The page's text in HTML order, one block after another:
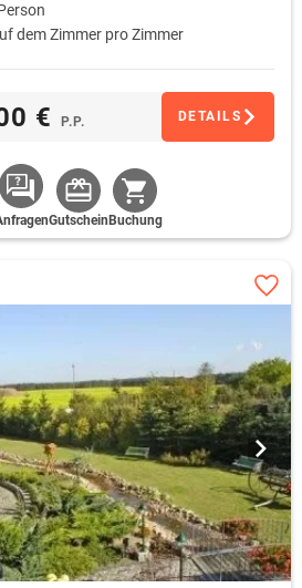
dem Zimmer pro Zimmer
€ P.P. DETAILS
Gutschein Buchung